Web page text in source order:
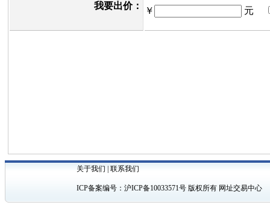
我要出价： ￥ 元
关于我们 |联系我们
ICP备案编号：沪ICP备10033571号 版权所有 网址交易中心